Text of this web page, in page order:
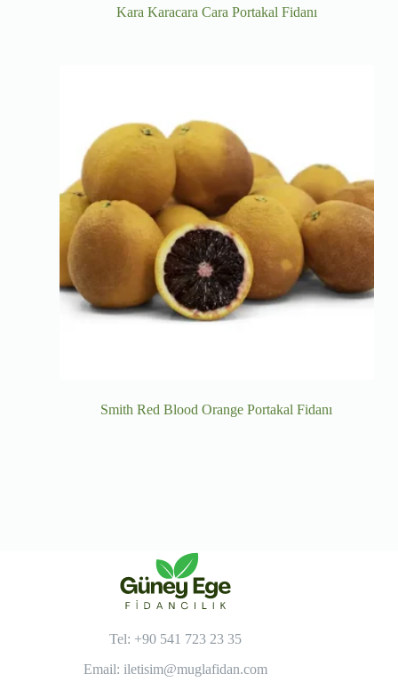
Kara Karacara Cara Portakal Fidanı
Smith Red Blood Orange Portakal Fidanı
Tel: +90 541 723 23 35
Email: iletisim@muglafidan.com